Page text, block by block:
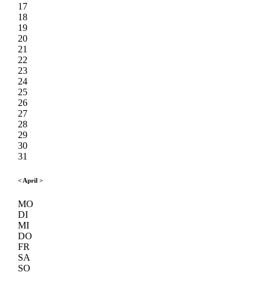
17
18
19
20
21
22
23
24
25
26
27
28
29
30
31
< April >
MO
DI
MI
DO
FR
SA
SO